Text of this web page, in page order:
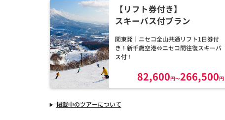
【リフト券付き】
スキーバス付プラン
82,600円～266,500円
関東発｜ニセコ全山共通リフト1日券付
き！新千歳空港⇔ニセコ間往復スキーバ
ス付！
掲載中のツアーについて